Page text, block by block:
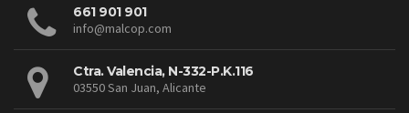
661 901 901
info@malcop.com
Ctra. Valencia, N-332-P.K.116
03550 San Juan, Alicante